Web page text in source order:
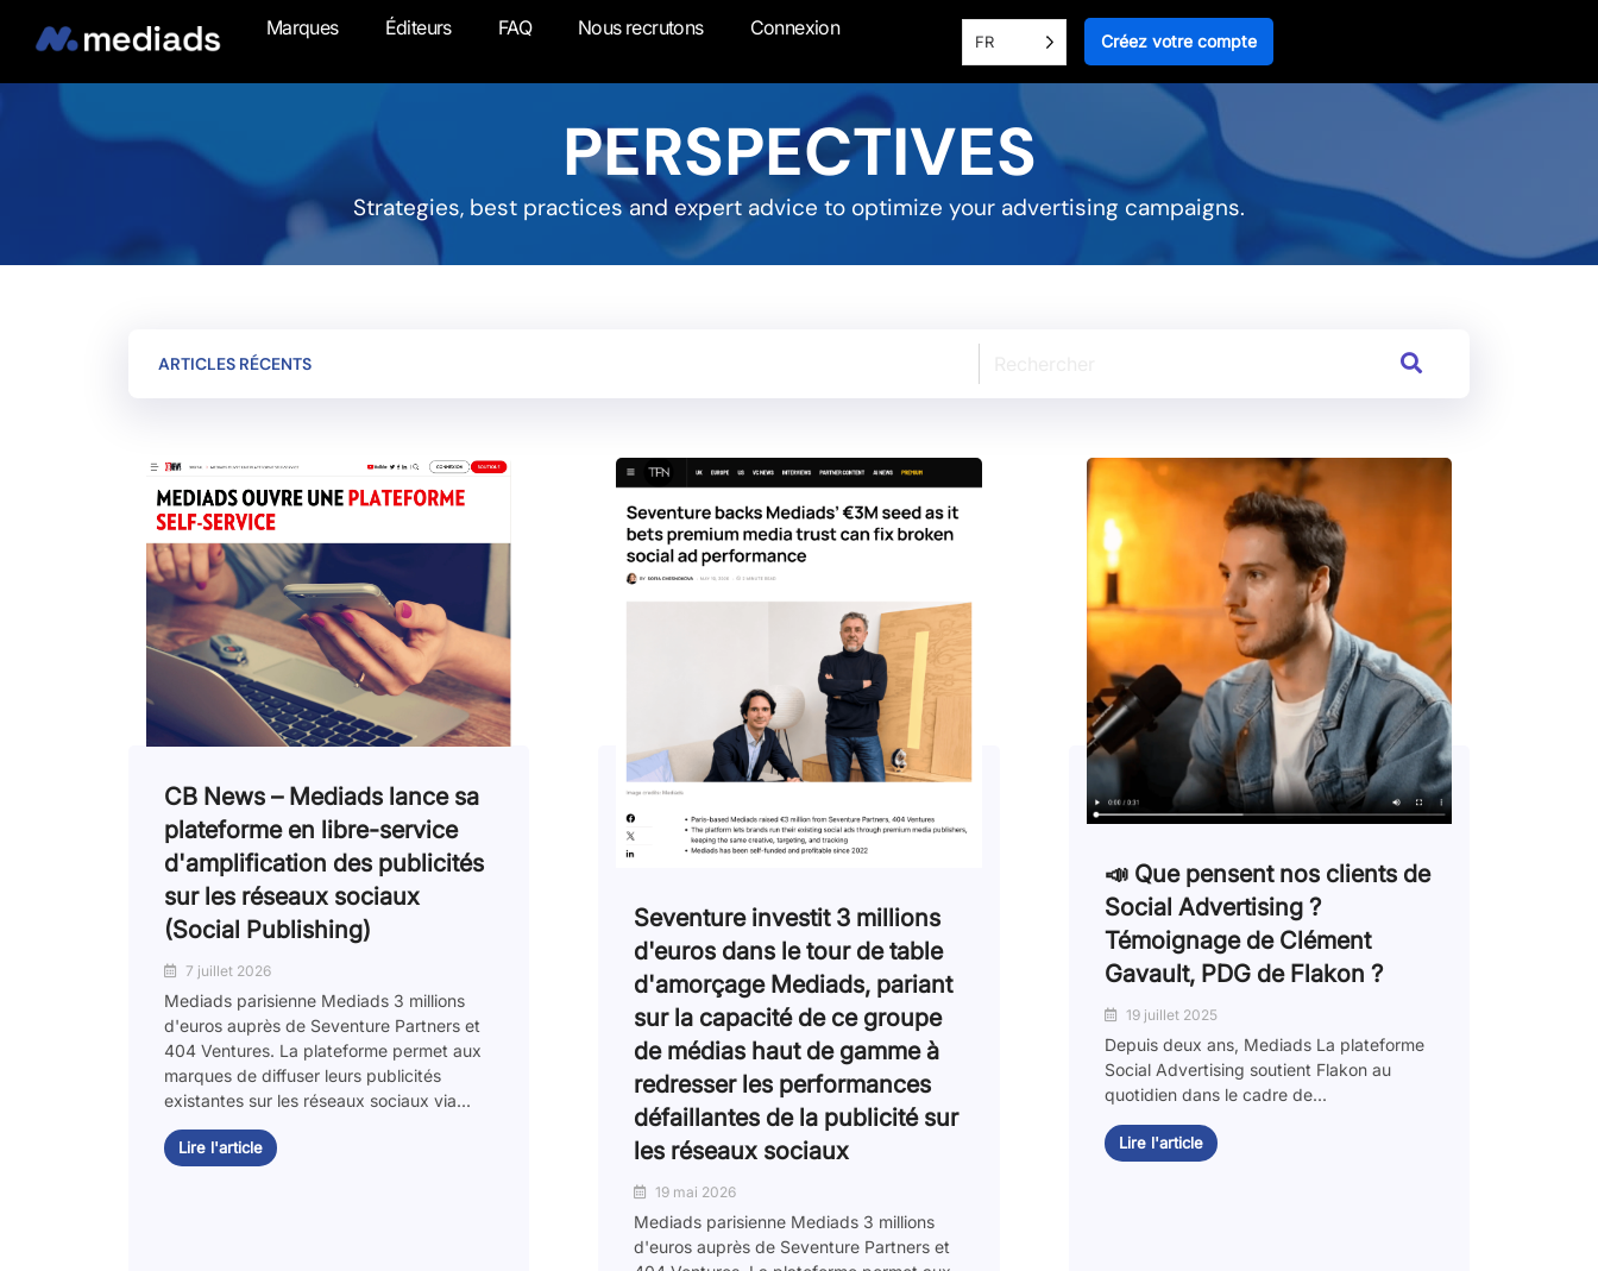
Marques Éditeurs FAQ Nous recrutons Connexion
FR Créez votre compte
PERSPECTIVES
Strategies, best practices and expert advice to optimize your advertising campaigns.
ARTICLES RÉCENTS
CB News – Mediads lance sa
plateforme en libre-service
d'amplification des publicités
sur les réseaux sociaux
(Social Publishing)
7 juillet 2026
Mediads parisienne Mediads 3 millions
d'euros auprès de Seventure Partners et
404 Ventures. La plateforme permet aux
marques de diffuser leurs publicités
existantes sur les réseaux sociaux via...
Lire l'article
Seventure investit 3 millions
d'euros dans le tour de table
d'amorçage Mediads, pariant
sur la capacité de ce groupe
de médias haut de gamme à
redresser les performances
défaillantes de la publicité sur
les réseaux sociaux
19 mai 2026
Mediads parisienne Mediads 3 millions
d'euros auprès de Seventure Partners et
📣 Que pensent nos clients de
Social Advertising ?
Témoignage de Clément
Gavault, PDG de Flakon ?
19 juillet 2025
Depuis deux ans, Mediads La plateforme
Social Advertising soutient Flakon au
quotidien dans le cadre de...
Lire l'article